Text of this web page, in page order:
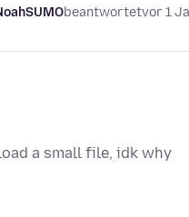
beantwortetvor 1
a small file, idk why